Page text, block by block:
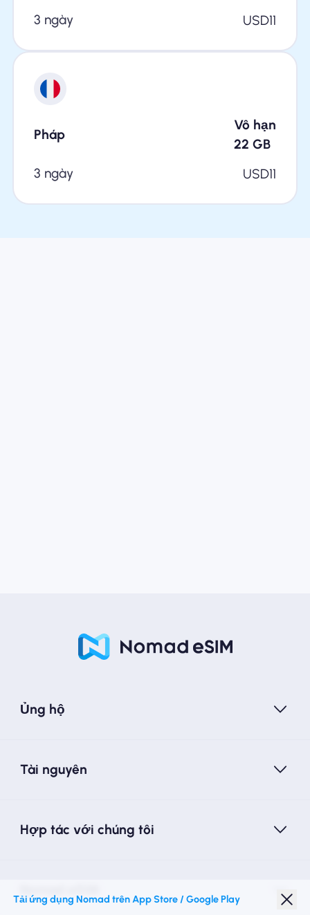
3 ngày
USD11
Pháp
Vô hạn
22 GB
3 ngày
USD11
Ủng hộ
Tài nguyên
Hợp tác với chúng tôi
Tải ứng dụng Nomad trên App Store / Google Play